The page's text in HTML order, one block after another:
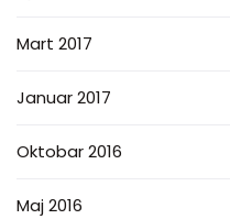
Mart 2017
Januar 2017
Oktobar 2016
Maj 2016